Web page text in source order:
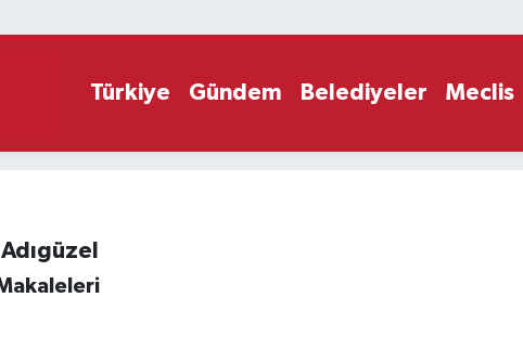
Türkiye Gündem Belediyeler Meclis